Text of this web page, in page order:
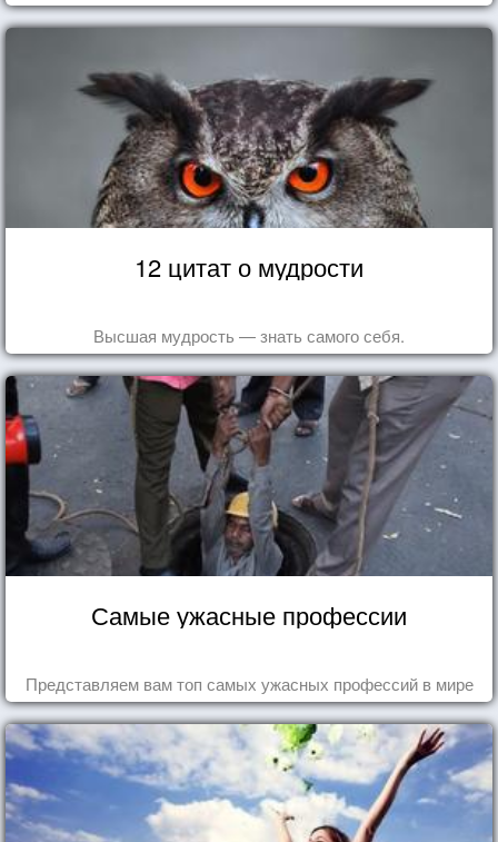
12 цитат о мудрости
Высшая мудрость — знать самого себя.
Самые ужасные профессии
Представляем вам топ самых ужасных профессий в мире